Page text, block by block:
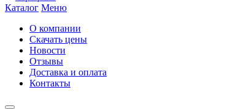
Каталог Меню
О компании
Скачать цены
Новости
Отзывы
Доставка и оплата
Контакты